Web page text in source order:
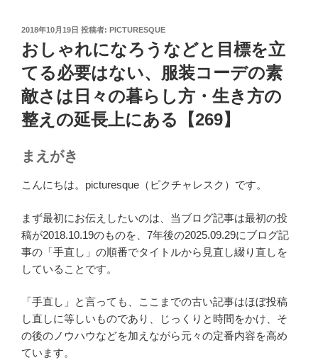
投
稿
日:
2018年10月19日 投稿者: PICTURESQUE
おしゃれになろうなどと目標を立
てる必要はない、服装コーデの素
敵さは日々の暮らし方・生き方の
整えの延長上にある【269】
まえがき
こんにちは。picturesque（ピクチャレスク）です。
まず最初にお伝えしたいのは、当ブログ記事は最初の投
稿が2018.10.19のものを、7年後の2025.09.29にブログ記
事の「手直し」の順番でタイトルから見直し綴り直しを
していることです。
「手直し」と言っても、ここまでの古い記事はほぼ投稿
し直しに等しいものであり、じっくりと時間をかけ、そ
の後のノウハウなどを加えながら元々の定番内容を高め
ています。